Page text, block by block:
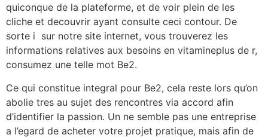
quiconque de la plateforme, et de voir plein de les
cliche et decouvrir ayant consulte ceci contour. De
sorte i sur notre site internet, vous trouverez les
informations relatives aux besoins en vitamineplus de r,
consumez une telle mot Be2.
Ce qui constitue integral pour Be2, cela reste lors qu’on
abolie tres au sujet des rencontres via accord afin
d’identifier la passion. Un ne semble pas une entreprise
a l’egard de acheter votre projet pratique, mais afin de